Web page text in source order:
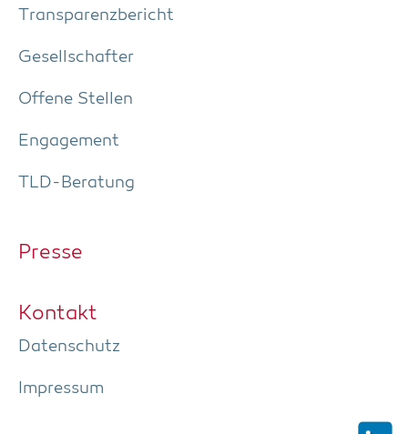
Trans­pa­renz­be­richt
Gesell­schaf­ter
Offe­ne Stellen
Enga­ge­ment
TLD-Bera­tung
Pres­se
Kon­takt
Daten­schutz
Impres­sum